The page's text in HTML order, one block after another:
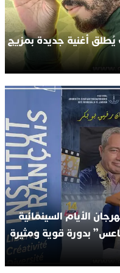
أغنية جديدة بمزيج
الأيام السينمائية
بدورة قوية ومثيرة